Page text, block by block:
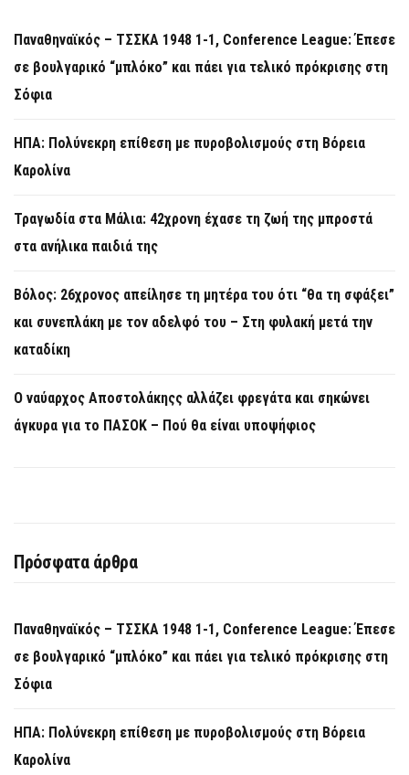
Παναθηναϊκός – ΤΣΣΚΑ 1948 1-1, Conference League: Έπεσε
σε βουλγαρικό “μπλόκο” και πάει για τελικό πρόκρισης στη
Σόφια
ΗΠΑ: Πολύνεκρη επίθεση με πυροβολισμούς στη Βόρεια
Καρολίνα
Τραγωδία στα Μάλια: 42χρονη έχασε τη ζωή της μπροστά
στα ανήλικα παιδιά της
Βόλος: 26χρονος απείλησε τη μητέρα του ότι “θα τη σφάξει”
και συνεπλάκη με τον αδελφό του – Στη φυλακή μετά την
καταδίκη
Ο ναύαρχος Αποστολάκηςς αλλάζει φρεγάτα και σηκώνει
άγκυρα για το ΠΑΣΟΚ – Πού θα είναι υποψήφιος
Πρόσφατα άρθρα
Παναθηναϊκός – ΤΣΣΚΑ 1948 1-1, Conference League: Έπεσε
σε βουλγαρικό “μπλόκο” και πάει για τελικό πρόκρισης στη
Σόφια
ΗΠΑ: Πολύνεκρη επίθεση με πυροβολισμούς στη Βόρεια
Καρολίνα